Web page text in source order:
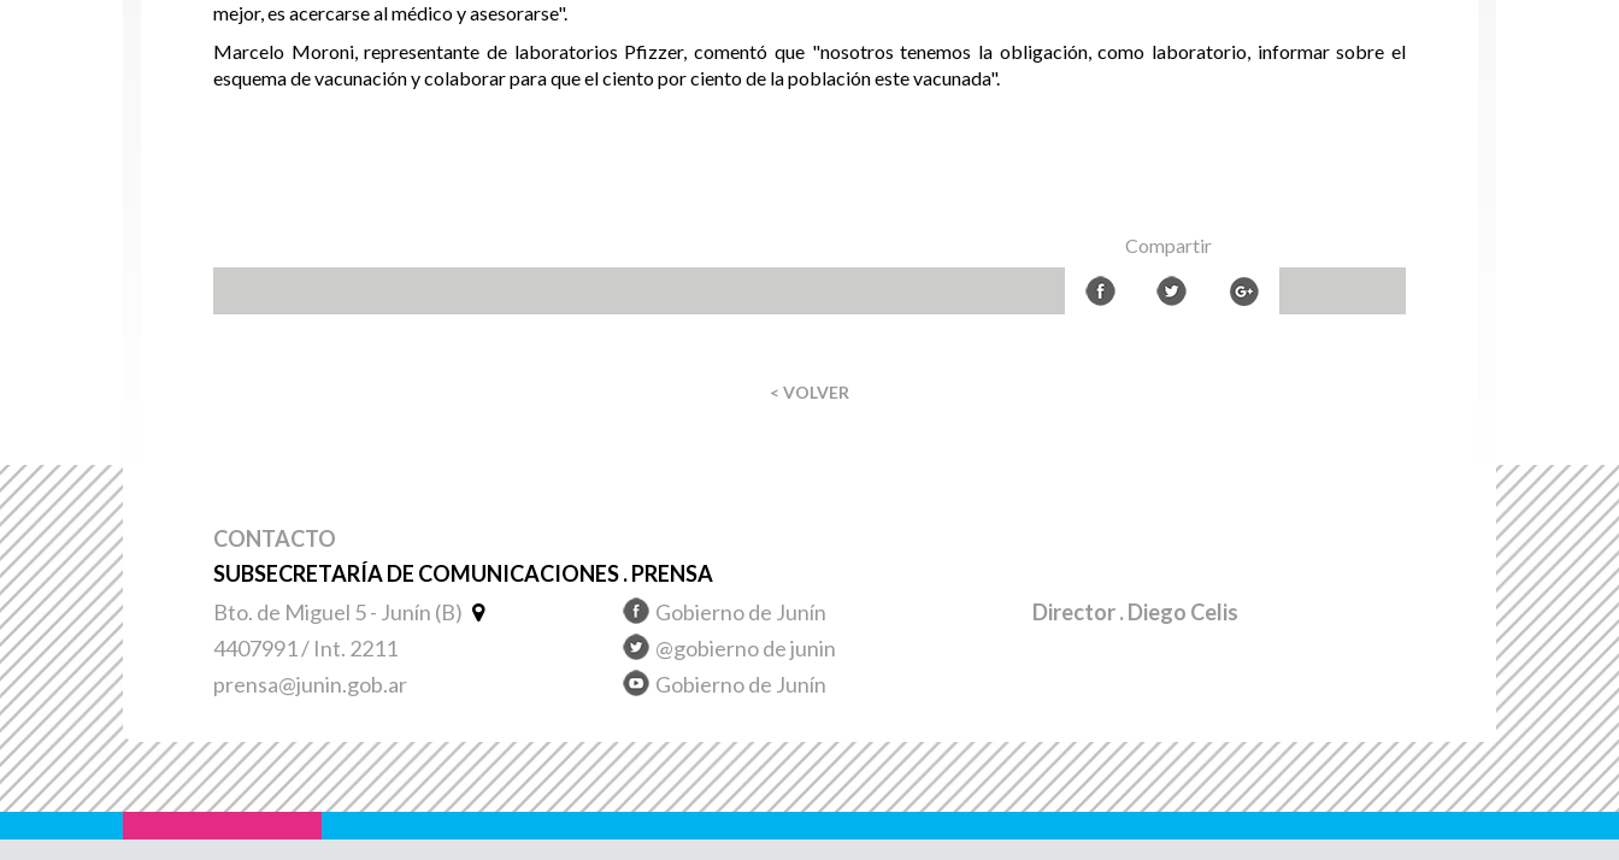
mejor, es acercarse al médico y asesorarse".
Marcelo Moroni, representante de laboratorios Pfizzer, comentó que "nosotros tenemos la obligación, como laboratorio, informar sobre el
esquema de vacunación y colaborar para que el ciento por ciento de la población este vacunada".
Compartir
< VOLVER
CONTACTO
SUBSECRETARÍA DE COMUNICACIONES . PRENSA
Bto. de Miguel 5 - Junín (B)
4407991 / Int. 2211
prensa@junin.gob.ar
Gobierno de Junín
@gobierno de junin
Gobierno de Junín
Director. Diego Celis